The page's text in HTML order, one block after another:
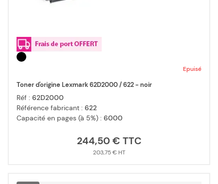
Epuisé
Toner d'origine Lexmark 62D2000 / 622 - noir
Réf : 62D2000
Référence fabricant : 622
Capacité en pages (à 5%) : 6000
244,50 €
203,75 €